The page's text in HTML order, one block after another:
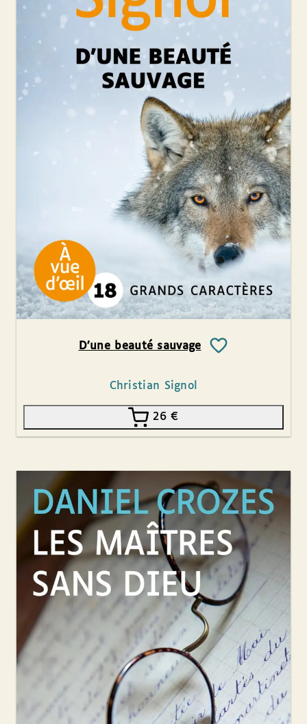
D’une beauté sauvage
Christian Signol
26€